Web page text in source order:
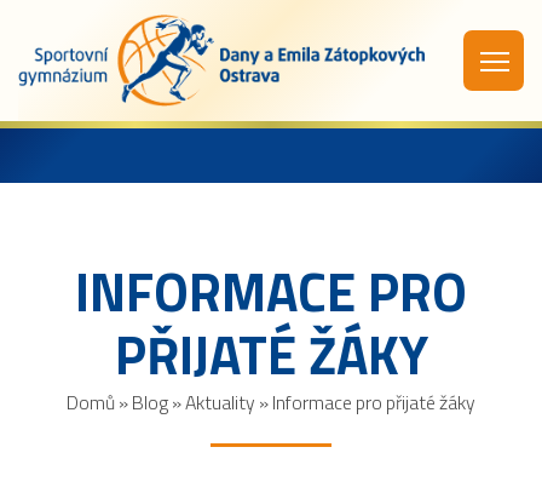
INFORMACE PRO
PŘIJATÉ ŽÁKY
Domů »Blog»Aktuality »Informace pro přijaté žáky